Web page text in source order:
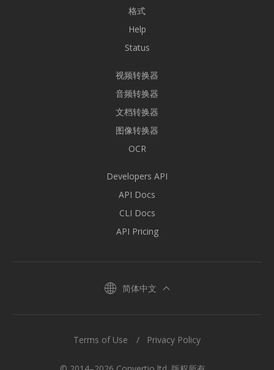
格式
Help
Status
视频转换器
音频转换器
文档转换器
图像转换器
OCR
Developers API
API Docs
CLI Docs
API Pricing
简体中文
Terms of Use Privacy Policy